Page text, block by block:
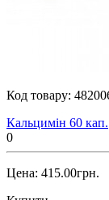
Код товару:
Кальцимін 60 кап.
0
Цена: 415.00грн.